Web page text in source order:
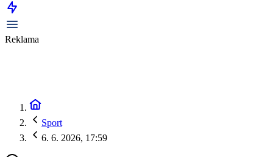
Reklama
Sport
6. 6. 2026, 17:59